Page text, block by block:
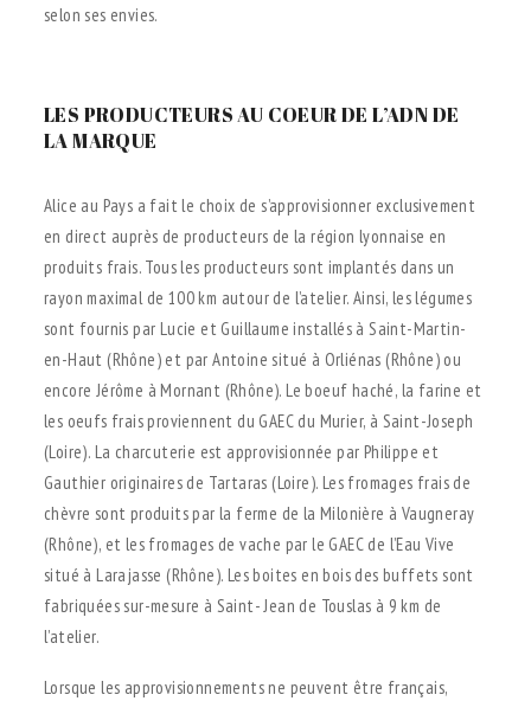
selon ses envies.
LES PRODUCTEURS AU COEUR DE L’ADN DE
LA MARQUE
Alice au Pays a fait le choix de s’approvisionner exclusivement
en direct auprès de producteurs de la région lyonnaise en
produits frais. Tous les producteurs sont implantés dans un
rayon maximal de 100 km autour de l’atelier. Ainsi, les légumes
sont fournis par Lucie et Guillaume installés à Saint-Martin-
en-Haut (Rhône) et par Antoine situé à Orliénas (Rhône) ou
encore Jérôme à Mornant (Rhône). Le boeuf haché, la farine et
les oeufs frais proviennent du GAEC du Murier, à Saint-Joseph
(Loire). La charcuterie est approvisionnée par Philippe et
Gauthier originaires de Tartaras (Loire). Les fromages frais de
chèvre sont produits par la ferme de la Milonière à Vaugneray
(Rhône), et les fromages de vache par le GAEC de l’Eau Vive
situé à Larajasse (Rhône). Les boites en bois des buffets sont
fabriquées sur-mesure à Saint- Jean de Touslas à 9 km de
l’atelier.
Lorsque les approvisionnements ne peuvent être français,